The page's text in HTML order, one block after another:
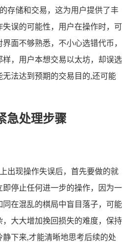
存储和交易，这为用户提供了丰
误的可能性，用户在操作时，可
面不够熟悉，不小心选错代币，
，用户本想交易以太坊，却误选
法达到预期的交易目的,还可能
急处理步骤
出现操作失误后，首先要做的就
停止任何进一步的操作，因为一
同在混乱的棋局中盲目落子，可能
大大增加挽回损失的难度，保持
下来,才能清晰地思考后续的处